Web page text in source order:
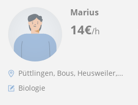
14€/h
Marius
Püttlingen, Bous, Heusweiler,...
Biologie